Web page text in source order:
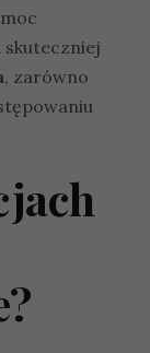
skuteczniej
, zarówno